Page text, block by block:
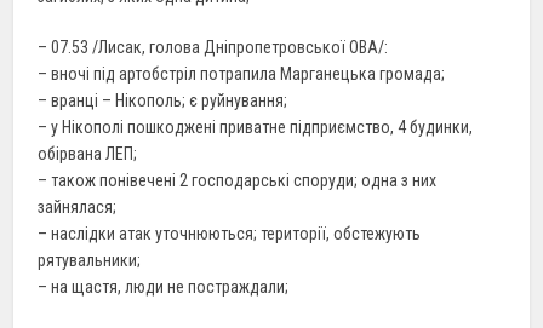
– 07.53 /Лисак, голова Дніпропетровської ОВА/:
– вночі під артобстріл потрапила Марганецька громада;
– вранці – Нiкополь; є руйнування;
– у Нiкополi пошкоджені приватне підприємство, 4 будинки,
обірвана ЛЕП;
– також понівечені 2 господарські споруди; одна з них
зайнялася;
– наслідки атак уточнюються; території, обстежують
рятувальники;
– на щастя, люди не постраждали;